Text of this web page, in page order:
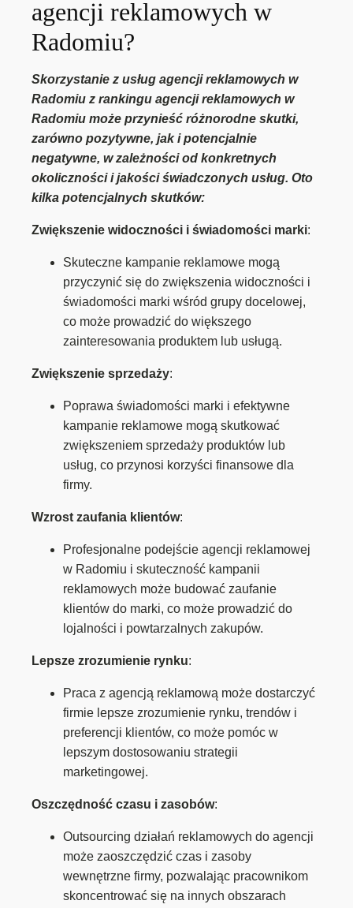
agencji reklamowych w
Radomiu?
Skorzystanie z usług agencji reklamowych w
Radomiu z rankingu agencji reklamowych w
Radomiu może przynieść różnorodne skutki,
zarówno pozytywne, jak i potencjalnie
negatywne, w zależności od konkretnych
okoliczności i jakości świadczonych usług. Oto
kilka potencjalnych skutków:
Zwiększenie widoczności i świadomości marki:
Skuteczne kampanie reklamowe mogą
przyczynić się do zwiększenia widoczności i
świadomości marki wśród grupy docelowej,
co może prowadzić do większego
zainteresowania produktem lub usługą.
Zwiększenie sprzedaży:
Poprawa świadomości marki i efektywne
kampanie reklamowe mogą skutkować
zwiększeniem sprzedaży produktów lub
usług, co przynosi korzyści finansowe dla
firmy.
Wzrost zaufania klientów:
Profesjonalne podejście agencji reklamowej
w Radomiu i skuteczność kampanii
reklamowych może budować zaufanie
klientów do marki, co może prowadzić do
lojalności i powtarzalnych zakupów.
Lepsze zrozumienie rynku:
Praca z agencją reklamową może dostarczyć
firmie lepsze zrozumienie rynku, trendów i
preferencji klientów, co może pomóc w
lepszym dostosowaniu strategii
marketingowej.
Oszczędność czasu i zasobów:
Outsourcing działań reklamowych do agencji
może zaoszczędzić czas i zasoby
wewnętrzne firmy, pozwalając pracownikom
skoncentrować się na innych obszarach